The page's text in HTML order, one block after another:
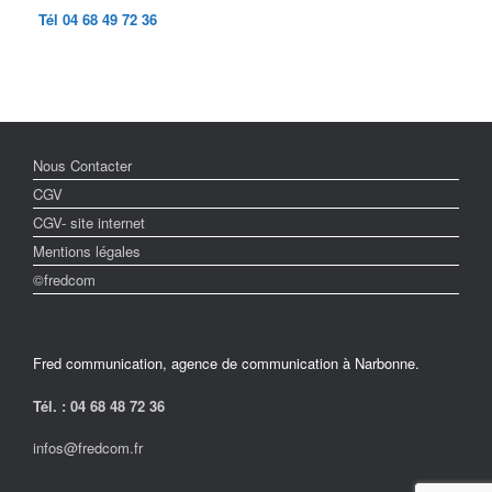
Tél 04 68 49 72 36
Nous Contacter
CGV
CGV- site internet
Mentions légales
©fredcom
Fred communication, agence de communication à Narbonne.
Tél. : 04 68 48 72 36
infos@fredcom.fr